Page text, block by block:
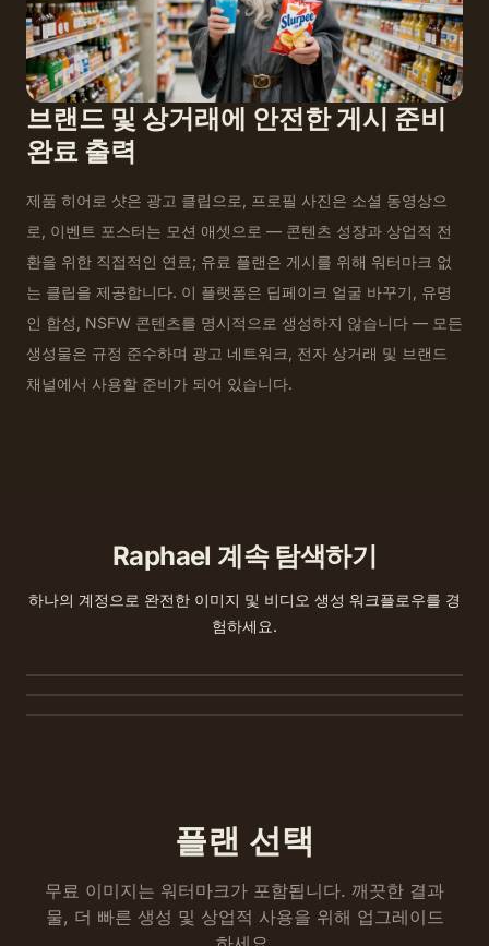
브랜드 및 상거래에 안전한 게시 준비
완료 출력
제품 히어로 샷은 광고 클립으로, 프로필 사진은 소셜 동영상으
로, 이벤트 포스터는 모션 애셋으로 — 콘텐츠 성장과 상업적 전
환을 위한 직접적인 연료; 유료 플랜은 게시를 위해 워터마크 없
는 클립을 제공합니다. 이 플랫폼은 딥페이크 얼굴 바꾸기, 유명
인 합성, NSFW 콘텐츠를 명시적으로 생성하지 않습니다 — 모든
생성물은 규정 준수하며 광고 네트워크, 전자 상거래 및 브랜드
채널에서 사용할 준비가 되어 있습니다.
Raphael 계속 탐색하기
하나의 계정으로 완전한 이미지 및 비디오 생성 워크플로우를 경
험하세요.
텍스트-비디오
프롬프트에서 기본 오디오가 포함된 시네마틱 짧은 클립
플랜 선택
무료 이미지는 워터마크가 포함됩니다. 깨끗한 결과
물, 더 빠른 생성 및 상업적 사용을 위해 업그레이드